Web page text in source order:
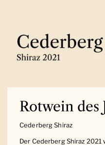
Rotwein des
Cederberg Shiraz
Der Cederberg Shiraz